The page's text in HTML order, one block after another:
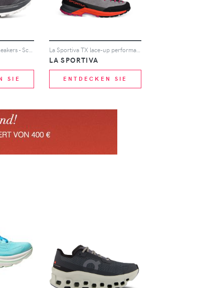
Rossignol Skpr 2.0 Sneakers - Schwarz
SIE
LA SPORTIVA
ENTDECKEN SIE